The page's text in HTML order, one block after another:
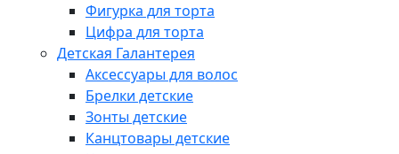
Фигурка для торта
Цифра для торта
Детская Галантерея
Аксессуары для волос
Брелки детские
Зонты детские
Канцтовары детские